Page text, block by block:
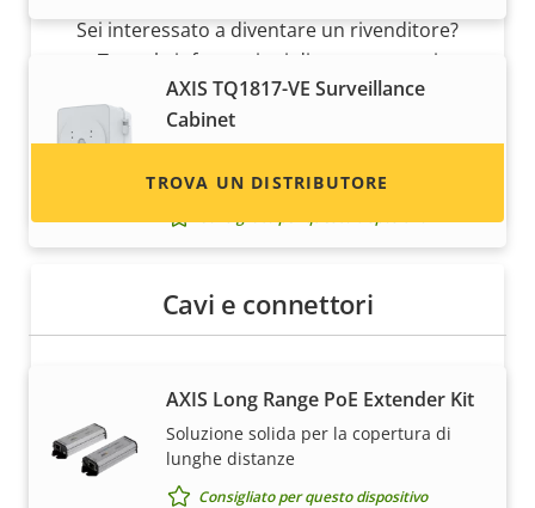
AXIS TQ1817-VE Surveillance
Cabinet
telecamere a cupola
Cavi e connettori
AXIS Long Range PoE Extender Kit
Soluzione solida per la copertura di
lunghe distanze
Consigliato per questo dispositivo
Sei interessato a diventare un rivenditore?
Trova le informazioni di contatto per i
distributori di dispositivi e sistemi Axis.
TROVA UN DISTRIBUTORE
Diventa partner